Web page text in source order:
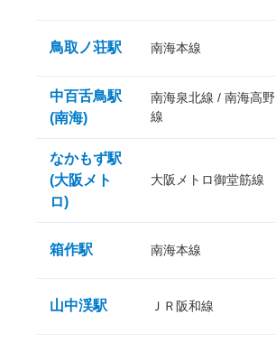
鳥取ノ荘駅 南海本線
中百舌鳥駅
(南海)
南海泉北線 / 南海高野
線
なかもず駅
(大阪メト
ロ)
大阪メトロ御堂筋線
箱作駅 南海本線
山中渓駅 ＪＲ阪和線